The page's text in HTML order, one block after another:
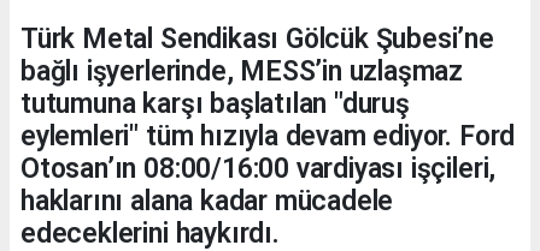
Türk Metal Sendikası Gölcük Şubesi’ne
bağlı işyerlerinde, MESS’in uzlaşmaz
tutumuna karşı başlatılan "duruş
eylemleri" tüm hızıyla devam ediyor. Ford
Otosan’ın 08:00/16:00 vardiyası işçileri,
haklarını alana kadar mücadele
edeceklerini haykırdı.